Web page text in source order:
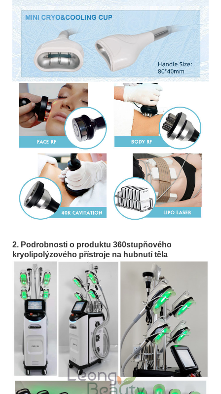
2. Podrobnosti o produktu 360stupňového
kryolipolýzového přístroje na hubnutí těla